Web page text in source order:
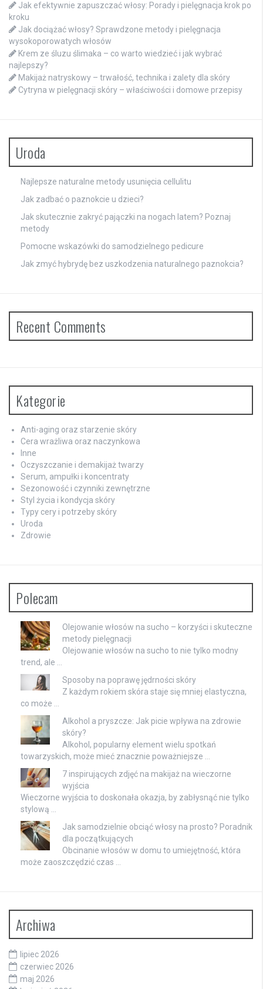
Jak efektywnie zapuszczać włosy: Porady i pielęgnacja krok po
kroku
Jak dociążać włosy? Sprawdzone metody i pielęgnacja
wysokoporowatych włosów
Krem ze śluzu ślimaka – co warto wiedzieć i jak wybrać
najlepszy?
Makijaż natryskowy – trwałość, technika i zalety dla skóry
Cytryna w pielęgnacji skóry – właściwości i domowe przepisy
Uroda
Najlepsze naturalne metody usunięcia cellulitu
Jak zadbać o paznokcie u dzieci?
Jak skutecznie zakryć pajączki na nogach latem? Poznaj
metody
Pomocne wskazówki do samodzielnego pedicure
Jak zmyć hybrydę bez uszkodzenia naturalnego paznokcia?
Recent Comments
Kategorie
Anti-aging oraz starzenie skóry
Cera wrażliwa oraz naczynkowa
Inne
Oczyszczanie i demakijaż twarzy
Serum, ampułki i koncentraty
Sezonowość i czynniki zewnętrzne
Styl życia i kondycja skóry
Typy cery i potrzeby skóry
Uroda
Zdrowie
Polecam
Olejowanie włosów na sucho – korzyści i skuteczne
metody pielęgnacji
Olejowanie włosów na sucho to nie tylko modny
trend, ale …
Sposoby na poprawę jędrności skóry
Z każdym rokiem skóra staje się mniej elastyczna,
co może …
Alkohol a pryszcze: Jak picie wpływa na zdrowie
skóry?
Alkohol, popularny element wielu spotkań
towarzyskich, może mieć znacznie poważniejsze …
7 inspirujących zdjęć na makijaż na wieczorne
wyjścia
Wieczorne wyjścia to doskonała okazja, by zabłysnąć nie tylko
stylową …
Jak samodzielnie obciąć włosy na prosto? Poradnik
dla początkujących
Obcinanie włosów w domu to umiejętność, która
może zaoszczędzić czas …
Archiwa
lipiec 2026
czerwiec 2026
maj 2026